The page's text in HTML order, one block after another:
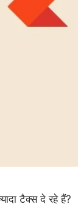
टैक्स दे रहे हैं?